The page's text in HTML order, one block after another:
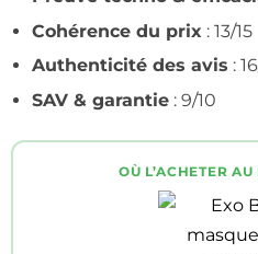
Cohérence du prix : 13/15
Authenticité des avis :
SAV & garantie : 9/10
OÙ L’ACHETER